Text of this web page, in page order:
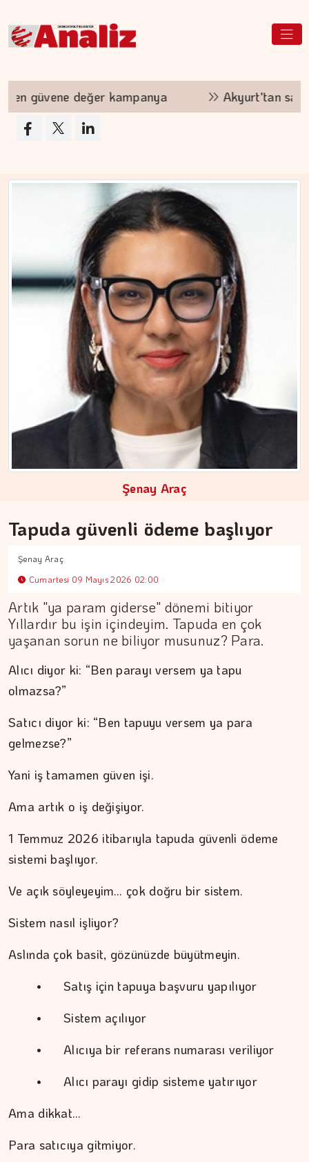
Akyurt'tan saha değişikliği
Şenay Araç
Tapuda güvenli ödeme başlıyor
Şenay Araç
Cumartesi 09 Mayıs 2026 02:00
Artık "ya param giderse" dönemi bitiyor
Yıllardır bu işin içindeyim. Tapuda en çok
yaşanan sorun ne biliyor musunuz? Para.
Alıcı diyor ki: “Ben parayı versem ya tapu
olmazsa?”
Satıcı diyor ki: “Ben tapuyu versem ya para
gelmezse?”
Yani iş tamamen güven işi.
Ama artık o iş değişiyor.
1 Temmuz 2026 itibarıyla tapuda güvenli ödeme
sistemi başlıyor.
Ve açık söyleyeyim… çok doğru bir sistem.
Sistem nasıl işliyor?
Aslında çok basit, gözünüzde büyütmeyin.
	•	Satış için tapuya başvuru yapılıyor
	•	Sistem açılıyor
	•	Alıcıya bir referans numarası veriliyor
	•	Alıcı parayı gidip sisteme yatırıyor
Ama dikkat…
Para satıcıya gitmiyor.
Yoğunluktan kaçarken yoğunlaştırdığımız…
MEZİN DEDEYİ
Cebimiz, yalnızca cebimizi…